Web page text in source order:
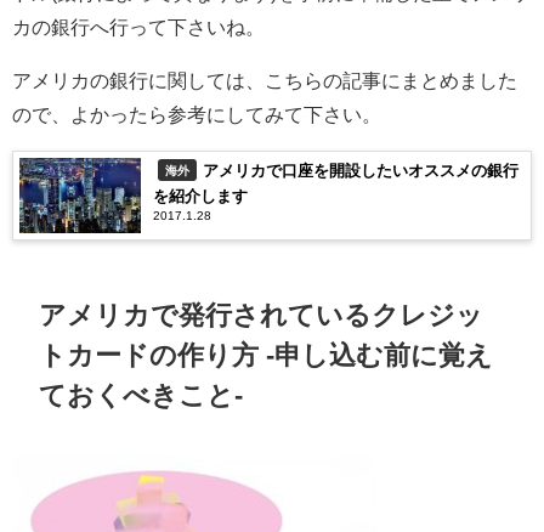
カの銀行へ行って下さいね。
アメリカの銀行に関しては、こちらの記事にまとめました
ので、よかったら参考にしてみて下さい。
海外
アメリカで口座を開設したいオススメの銀行
を紹介します
2017.1.28
アメリカで発行されているクレジッ
トカードの作り方 -申し込む前に覚え
ておくべきこと-